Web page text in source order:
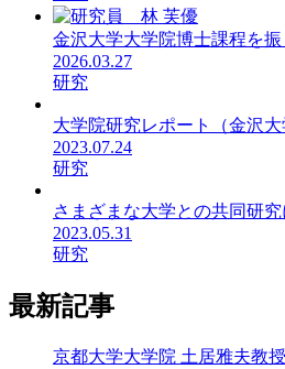
金沢大学大学院博士課程を振
2026.03.27
研究
大学院研究レポート（金沢大
2023.07.24
研究
さまざまな大学との共同研究
2023.05.31
研究
最新記事
京都大学大学院 土居雅夫教